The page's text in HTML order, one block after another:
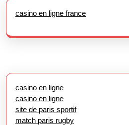
casino en ligne france
casino en ligne
casino en ligne
site de paris sportif
match paris rugby